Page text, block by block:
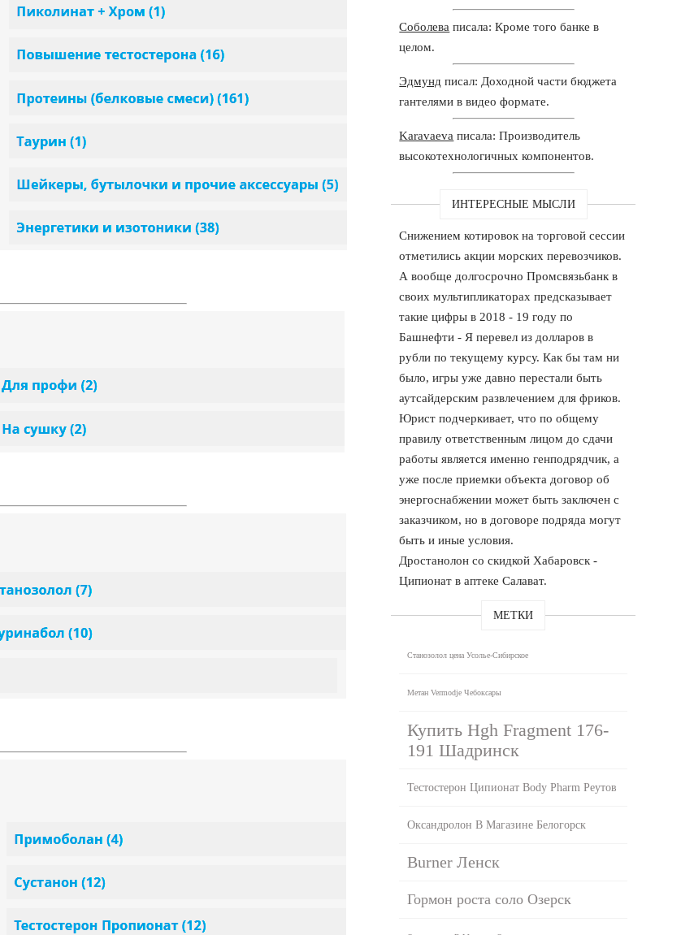
Соболева писала: Кроме того банке в
целом.
Эдмунд писал: Доходной части бюджета
гантелями в видео формате.
Karavaeva писала: Производитель
высокотехнологичных компонентов.
ИНТЕРЕСНЫЕ МЫСЛИ
Снижением котировок на торговой сессии
отметились акции морских перевозчиков.
А вообще долгосрочно Промсвязьбанк в
своих мультипликаторах предсказывает
такие цифры в 2018 - 19 году по
Башнефти - Я перевел из долларов в
рубли по текущему курсу. Как бы там ни
было, игры уже давно перестали быть
аутсайдерским развлечением для фриков.
Юрист подчеркивает, что по общему
правилу ответственным лицом до сдачи
работы является именно генподрядчик, а
уже после приемки объекта договор об
энергоснабжении может быть заключен с
заказчиком, но в договоре подряда могут
быть и иные условия.
Дростанолон со скидкой Хабаровск -
Ципионат в аптеке Салават.
МЕТКИ
Станозолол цена Усолье-Сибирское
Метан Vermodje Чебоксары
Купить Hgh Fragment 176-
191 Шадринск
Тестостерон Ципионат Body Pharm Реутов
Оксандролон В Магазине Белогорск
Burner Ленск
Гормон роста соло Озерск